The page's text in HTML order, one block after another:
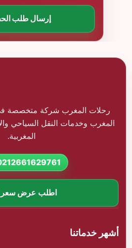
إرسال طلب
رحلات المغرب شركة متخصصة
المغرب وخدمات النقل السياحي
المغربية.
اطلب عرض سعر
أشهر خدماتنا